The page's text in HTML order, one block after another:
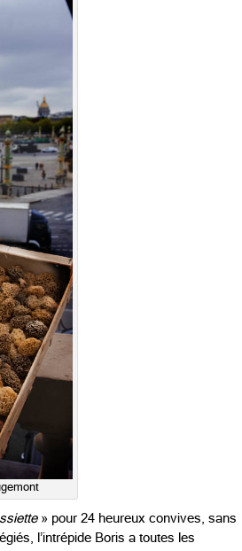
» pour 24 heureux convives, sans
l’intrépide Boris a toutes les